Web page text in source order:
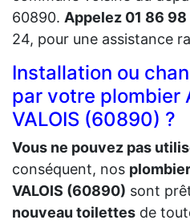
60890. Appelez 01 86
24, pour une assistance
Installation ou
par votre plombier
VALOIS (60890) ?
Vous ne pouvez pas
conséquent, nos
VALOIS (60890) sont
nouveau toilettes de